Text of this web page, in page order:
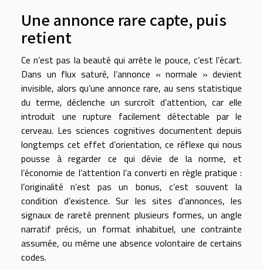
Une annonce rare capte, puis
retient
Ce n’est pas la beauté qui arrête le pouce, c’est l’écart.
Dans un flux saturé, l’annonce « normale » devient
invisible, alors qu’une annonce rare, au sens statistique
du terme, déclenche un surcroît d’attention, car elle
introduit une rupture facilement détectable par le
cerveau. Les sciences cognitives documentent depuis
longtemps cet effet d’orientation, ce réflexe qui nous
pousse à regarder ce qui dévie de la norme, et
l’économie de l’attention l’a converti en règle pratique :
l’originalité n’est pas un bonus, c’est souvent la
condition d’existence. Sur les sites d’annonces, les
signaux de rareté prennent plusieurs formes, un angle
narratif précis, un format inhabituel, une contrainte
assumée, ou même une absence volontaire de certains
codes.